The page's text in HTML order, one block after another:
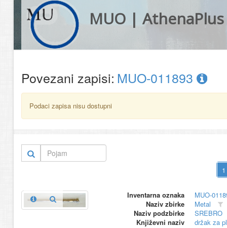
MUO | AthenaPlus
Povezani zapisi: MUO-011893
Podaci zapisa nisu dostupni
Inventarna oznaka
MUO-
Naziv zbirke
Metal
Naziv podzbirke
SREBRO
Književni naziv
držak za